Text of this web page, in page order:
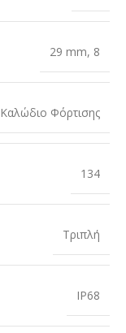
29 mm, 8
Καλώδιο Φόρτισης
134
Τριπλή
IP68